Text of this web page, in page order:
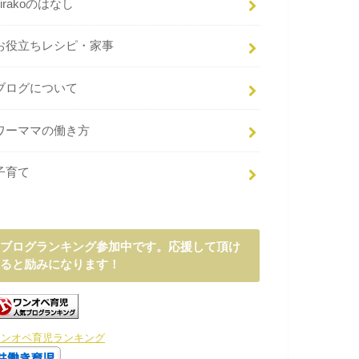
のはなし
役立ちレシピ・家事
ログについて
ーママの働き方
育て
ブログランキング参加中です。応援して頂け
ると励みになります！
オペ育児ランキング